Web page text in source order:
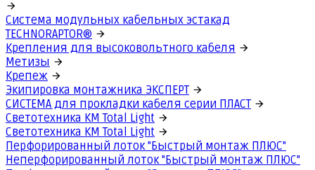
Система модульных кабельных эстакад
TECHNORAPTOR®
Крепления для высоковольтного кабеля
Метизы
Крепеж
Экипировка монтажника ЭКСПЕРТ
СИСТЕМА для прокладки кабеля серии ПЛАСТ
Светотехника КМ Total Light
Светотехника КМ Total Light
Перфорированный лоток "Быстрый монтаж ПЛЮС"
Неперфорированный лоток "Быстрый монтаж ПЛЮС"